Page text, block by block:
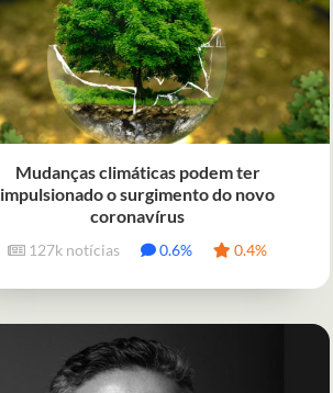
Mudanças climáticas podem ter
impulsionado o surgimento do novo
coronavírus
127k notícias 0.6% 0.4%